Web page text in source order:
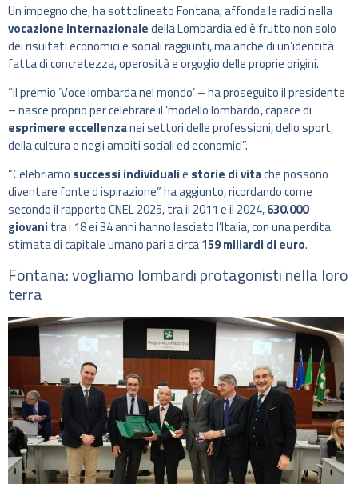
Un impegno che, ha sottolineato Fontana, affonda le radici nella
vocazione internazionaledella Lombardia ed è frutto non solo
dei risultati economici e sociali raggiunti, ma anche di un’identità
fatta di concretezza, operosità e orgoglio delle proprie origini.
“Il premio ‘Voce lombarda nel mondo’ – ha proseguito il presidente
– nasce proprio per celebrare il ‘modello lombardo’, capace di
esprimere eccellenzanei settori delle professioni, dello sport,
della cultura e negli ambiti sociali ed economici”.
“Celebriamo successi individualie storie di vitache possono
diventare fonte d ispirazione” ha aggiunto, ricordando come
secondo il rapporto CNEL 2025, tra il 2011 e il 2024,630.000
giovani tra i 18 ei 34 anni hanno lasciato l’Italia, con una perdita
stimata di capitale umano pari a circa159 miliardi di euro.
Fontana: vogliamo lombardi protagonisti nella loro
terra